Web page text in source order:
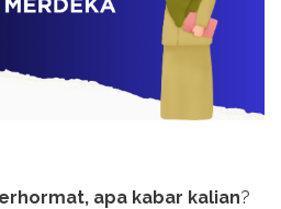
apa kabar kalian?